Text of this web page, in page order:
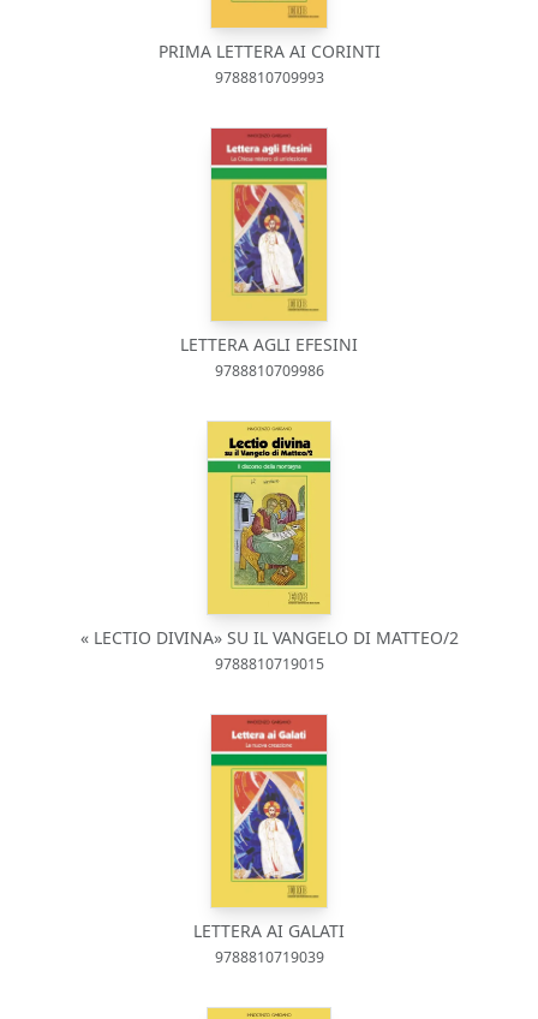
PRIMA LETTERA AI CORINTI
9788810709993
LETTERA AGLI EFESINI
9788810709986
« LECTIO DIVINA» SU IL VANGELO DI MATTEO/2
9788810719015
LETTERA AI GALATI
9788810719039